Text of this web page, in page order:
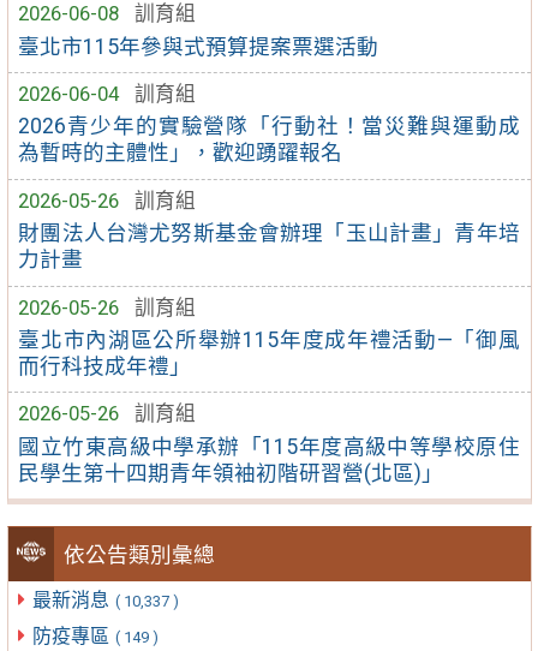
2026-06-08
訓育組
臺北市115年參與式預算提案票選活動
2026-06-04
訓育組
2026青少年的實驗營隊「行動社！當災難與運動成
為暫時的主體性」，歡迎踴躍報名
2026-05-26
訓育組
財團法人台灣尤努斯基金會辦理「玉山計畫」青年培
力計畫
2026-05-26
訓育組
臺北市內湖區公所舉辦115年度成年禮活動—「御風
而行科技成年禮」
2026-05-26
訓育組
國立竹東高級中學承辦「115年度高級中等學校原住
民學生第十四期青年領袖初階研習營(北區)」
依公告類別彙總
最新消息 ( 10,337 )
防疫專區 ( 149 )